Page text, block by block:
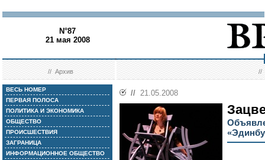
N°87
21 мая 2008
//Архив //
ВЕСЬ НОМЕР
ПЕРВАЯ ПОЛОСА
ПОЛИТИКА И ЭКОНОМИКА
ОБЩЕСТВО
ПРОИСШЕСТВИЯ
ЗАГРАНИЦА
ИНФОРМАЦИОННОЕ ОБЩЕСТВО
// 21.05.2008